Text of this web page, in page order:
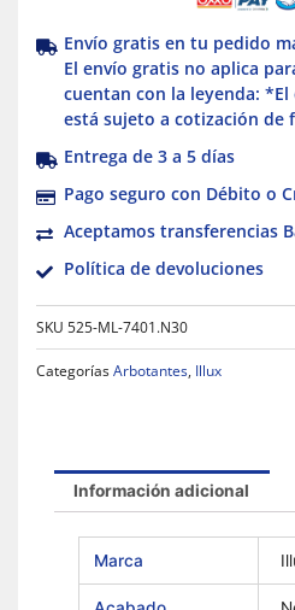
Envío gratis en tu pedido
El envío gratis no aplica
cuentan con la leyenda:
está sujeto a cotización de
Entrega de 3 a 5 días
Pago seguro con Débito o
Aceptamos transferencias
Política de devoluciones
SKU 525-ML-7401.N30
CategoríasArbotantes, Illux
Información adicional
Marca